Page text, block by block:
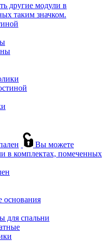
другие модули в
таким значком.
Вы можете
в комплектах, помеченных
основания
для спальни